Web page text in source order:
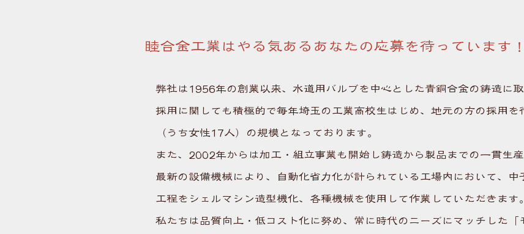
睦合金工業はやる気あるあなたの応募を待っています！
弊社は1956年の創業以来、水道用バルブを中心とした青銅合金の鋳造に取
採用に関しても積極的で毎年埼玉の工業高校生はじめ、地元の方の採用を
（うち女性17人）の規模となっております。
また、2002年からは加工・組立事業も開始し鋳造から製品までの一貫生産
最新の設備機械により、自動化省力化が計られている工場内において、
工程をシェルマシン造型機化、各種機械を使用して作業していただきます。
私たちは品質向上・低コスト化に努め、常に時代のニーズにマッチした「